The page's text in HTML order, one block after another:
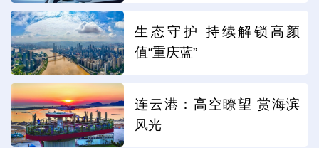
生态守护 持续解锁高颜
值“重庆蓝”
连云港：高空瞭望 赏海滨
风光